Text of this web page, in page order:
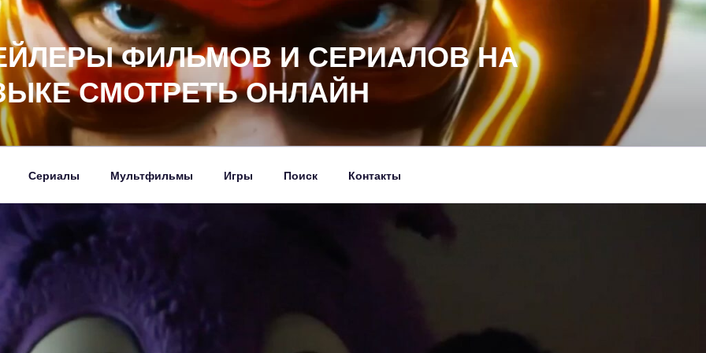
ФИЛЬМОВ И СЕРИАЛОВ НА
СМОТРЕТЬ ОНЛАЙН
Сериалы Мультфильмы Игры Поиск Контакты